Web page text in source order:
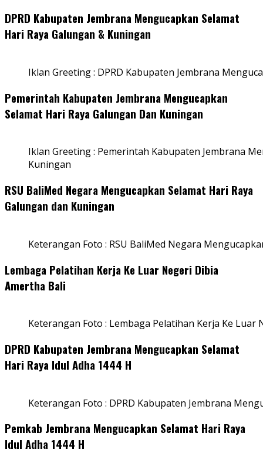
DPRD Kabupaten Jembrana Mengucapkan Selamat
Hari Raya Galungan & Kuningan
Iklan Greeting : DPRD Kabupaten Jembrana
Pemerintah Kabupaten Jembrana Mengucapkan
Selamat Hari Raya Galungan Dan Kuningan
Iklan Greeting : Pemerintah Kabupaten Jembrana
Kuningan
RSU BaliMed Negara Mengucapkan Selamat Hari Raya
Galungan dan Kuningan
Keterangan Foto : RSU BaliMed Negara
Lembaga Pelatihan Kerja Ke Luar Negeri Dibia
Amertha Bali
Keterangan Foto : Lembaga Pelatihan Kerja Ke Luar
DPRD Kabupaten Jembrana Mengucapkan Selamat
Hari Raya Idul Adha 1444 H
Keterangan Foto : DPRD Kabupaten Jembrana
Pemkab Jembrana Mengucapkan Selamat Hari Raya
Idul Adha 1444 H